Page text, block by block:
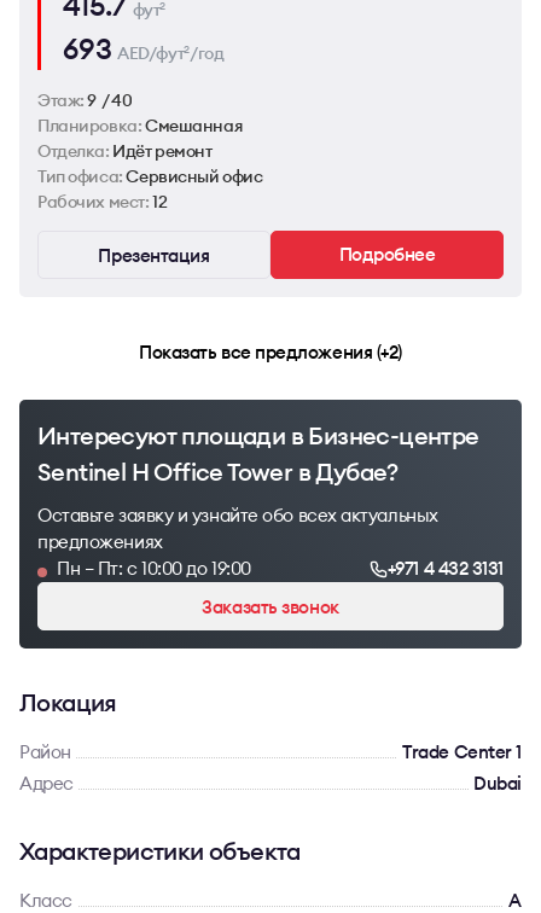
фут2
693AED/фут2/год
Этаж:9 / 40
Планировка:Смешанная
Отделка: Идёт ремонт
Тип офиса:Сервисный офис
Рабочих мест:12
Презентация Подробнее
Показать все предложения (+2)
Интересуют площади в Бизнес-центре
Sentinel H Office Tower в Дубае?
Оставьте заявку и узнайте обо всех актуальных
предложениях
Пн – Пт: с 10:00 до 19:00
+971 4 432 3131
Заказать звонок
Локация
Район
Trade Center 1
Адрес
Dubai
Характеристики объекта
Класс
A